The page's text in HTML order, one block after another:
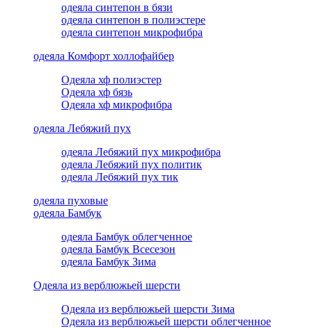
одеяла синтепон в бязи
одеяла синтепон в полиэстере
одеяла синтепон микрофибра
одеяла Комфорт холлофайбер
Одеяла хф полиэстер
Одеяла хф бязь
Одеяла хф микрофибра
одеяла Лебяжий пух
одеяла Лебяжий пух микрофибра
одеяла Лебяжий пух политик
одеяла Лебяжий пух тик
одеяла пуховые
одеяла Бамбук
одеяла Бамбук облегченное
одеяла Бамбук Всесезон
одеяла Бамбук Зима
Одеяла из верблюжьей шерсти
Одеяла из верблюжьей шерсти Зима
Одеяла из верблюжьей шерсти облегченное